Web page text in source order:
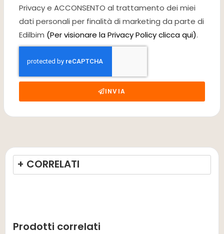
Privacy e ACCONSENTO al trattamento dei miei
dati personali per finalità di marketing da parte di
Edilbim (Per visionare la Privacy Policy clicca qui).
INVIA
+ CORRELATI
Prodotti correlati